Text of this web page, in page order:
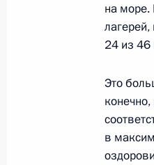
России
на море.
лагерей,
24 из 46
Это
в